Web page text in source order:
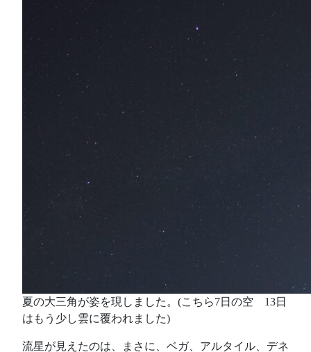
夏の大三角が姿を現しました。(こちら7日の空 13日
はもう少し雲に覆われました)
流星が見えたのは、まさに、ベガ、アルタイル、デネ